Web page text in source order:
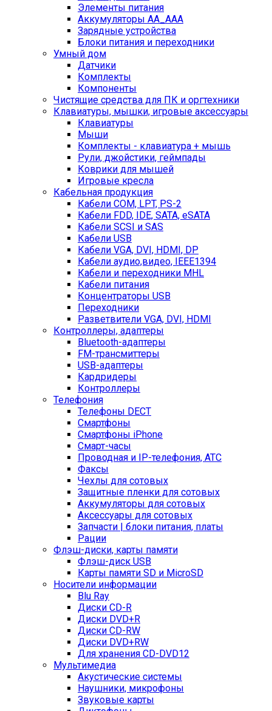
Элементы питания
Аккумуляторы AA_AAA
Зарядные устройства
Блоки питания и переходники
Умный дом
Датчики
Комплекты
Компоненты
Чистящие средства для ПК и оргтехники
Клавиатуры, мышки, игровые аксессуары
Клавиатуры
Мыши
Комплекты - клавиатура + мышь
Рули, джойстики, геймпады
Коврики для мышей
Игровые кресла
Кабельная продукция
Кабели COM, LPT, PS-2
Кабели FDD, IDE, SATA, eSATA
Кабели SCSI и SAS
Кабели USB
Кабели VGA, DVI, HDMI, DP
Кабели аудио,видео, IEEE1394
Кабели и переходники MHL
Кабели питания
Концентраторы USB
Переходники
Разветвители VGA, DVI, HDMI
Контроллеры, адаптеры
Bluetooth-адаптеры
FM-трансмиттеры
USB-адаптеры
Кардридеры
Контроллеры
Телефония
Телефоны DECT
Смартфоны
Смартфоны iPhone
Смарт-часы
Проводная и IP-телефония, АТС
Факсы
Чехлы для сотовых
Защитные пленки для сотовых
Аккумуляторы для сотовых
Аксессуары для сотовых
Запчасти | блоки питания, платы
Рации
Флэш-диски, карты памяти
Флэш-диск USB
Карты памяти SD и MicroSD
Носители информации
Blu Ray
Диски CD-R
Диски DVD+R
Диски CD-RW
Диски DVD+RW
Для хранения CD-DVD12
Мультимедиа
Акустические системы
Наушники, микрофоны
Звуковые карты